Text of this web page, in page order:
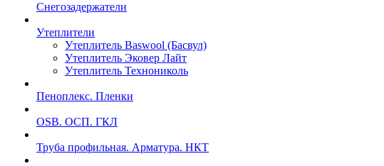
Снегозадержатели
Утеплители
Утеплитель Baswool (Басвул)
Утеплитель Эковер Лайт
Утеплитель Технониколь
Пеноплекс. Пленки
OSB. ОСП. ГКЛ
Труба профильная. Арматура. НКТ